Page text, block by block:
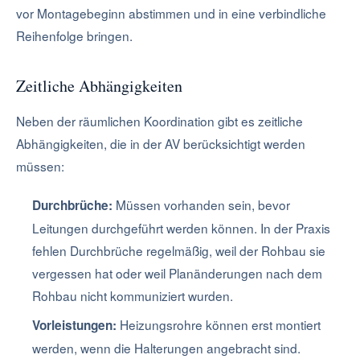
vor Montagebeginn abstimmen und in eine verbindliche
Reihenfolge bringen.
Zeitliche Abhängigkeiten
Neben der räumlichen Koordination gibt es zeitliche
Abhängigkeiten, die in der AV berücksichtigt werden
müssen:
Durchbrüche: Müssen vorhanden sein, bevor
Leitungen durchgeführt werden können. In der Praxis
fehlen Durchbrüche regelmäßig, weil der Rohbau sie
vergessen hat oder weil Planänderungen nach dem
Rohbau nicht kommuniziert wurden.
Vorleistungen: Heizungsrohre können erst montiert
werden, wenn die Halterungen angebracht sind.